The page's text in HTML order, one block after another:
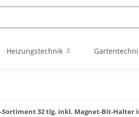
Heizungstechnik
Sortiment 32 tlg. inkl. Magnet-Bit-Halter